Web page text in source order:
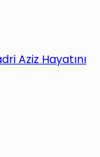
Aziz Hayatını